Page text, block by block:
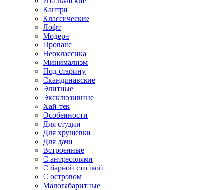
Кантри
Классические
Лофт
Модерн
Прованс
Неоклассика
Минимализм
Под старину
Скандинавские
Элитные
Эксклюзивные
Хай-тек
Особенности
Для студии
Для хрущевки
Для дачи
Встроенные
С антресолями
С барной стойкой
С островом
Малогабаритные